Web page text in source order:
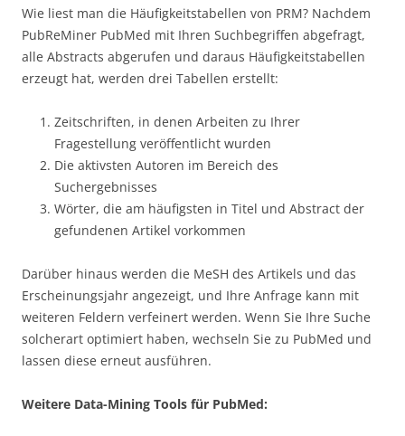
Wie liest man die Häufigkeitstabellen von PRM? Nachdem
PubReMiner PubMed mit Ihren Suchbegriffen abgefragt,
alle Abstracts abgerufen und daraus Häufigkeitstabellen
erzeugt hat, werden drei Tabellen erstellt:
Zeitschriften, in denen Arbeiten zu Ihrer
Fragestellung veröffentlicht wurden
Die aktivsten Autoren im Bereich des
Suchergebnisses
Wörter, die am häufigsten in Titel und Abstract der
gefundenen Artikel vorkommen
Darüber hinaus werden die MeSH des Artikels und das
Erscheinungsjahr angezeigt, und Ihre Anfrage kann mit
weiteren Feldern verfeinert werden. Wenn Sie Ihre Suche
solcherart optimiert haben, wechseln Sie zu PubMed und
lassen diese erneut ausführen.
Weitere Data-Mining Tools für PubMed: